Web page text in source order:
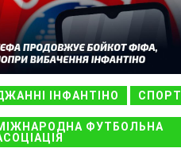
ІНФАНТІНО СПОРТ
ФУТБОЛЬНА